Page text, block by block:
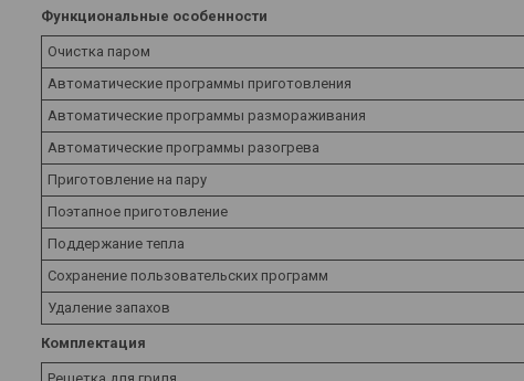
Функциональные особенности
Очистка паром
Автоматические программы приготовления
Автоматические программы размораживания
Автоматические программы разогрева
Приготовление на пару
Поэтапное приготовление
Поддержание тепла
Сохранение пользовательских программ
Удаление запахов
Комплектация